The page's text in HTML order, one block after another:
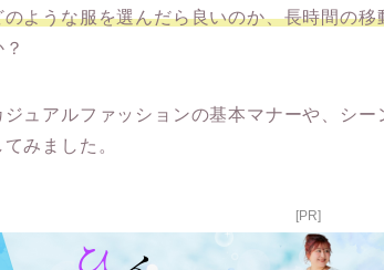
ような服を選んだら良いのか、長時間の
ュアルファッションの基本マナーや、シ
みました。
[PR]